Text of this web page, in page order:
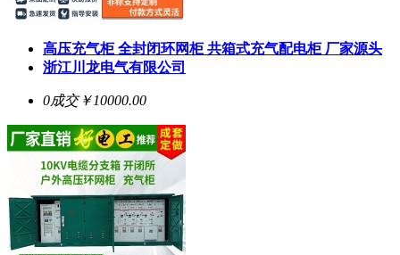
高压充气柜 全封闭环网柜 共箱式充气配电柜 厂家源头
浙江川龙电气有限公司
0成交￥10000.00